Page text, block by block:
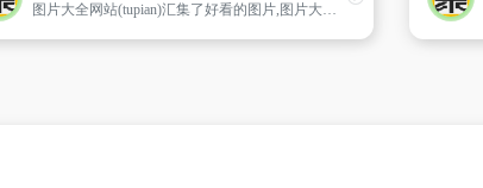
图片大全网站(tupian)汇集了好看的图片,图片大全拥有动态和搞笑期待着你;搞笑图片大全收罗了恶搞图片、笑死人的搞笑图片；想看恐怖鬼图片和可爱的卡通动漫图片请欣赏我们的图片库。